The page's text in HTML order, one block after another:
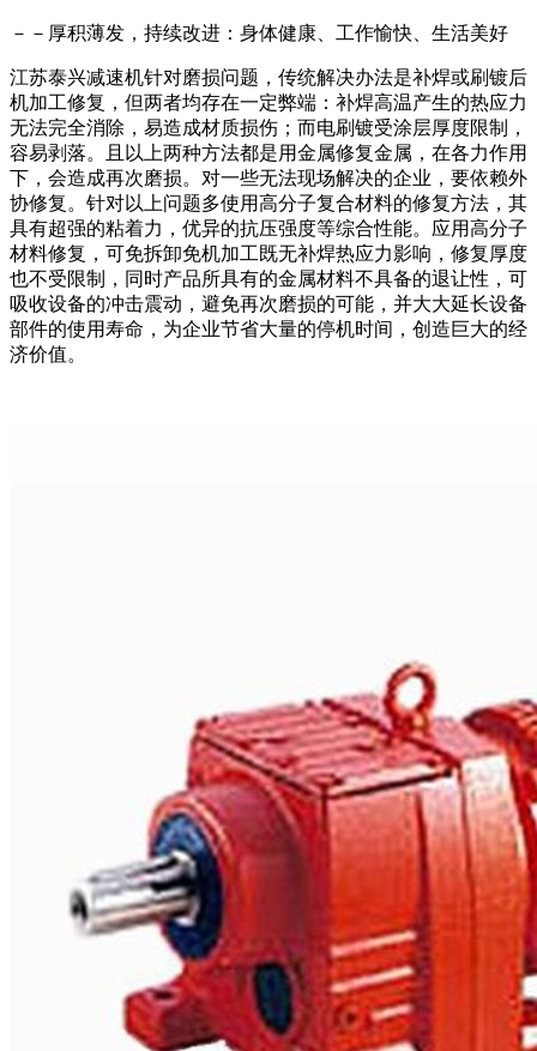
－－厚积薄发，持续改进：身体健康、工作愉快、生活美好
江苏泰兴减速机针对磨损问题，传统解决办法是补焊或刷镀后
机加工修复，但两者均存在一定弊端：补焊高温产生的热应力
无法完全消除，易造成材质损伤；而电刷镀受涂层厚度限制，
容易剥落。且以上两种方法都是用金属修复金属，在各力作用
下，会造成再次磨损。对一些无法现场解决的企业，要依赖外
协修复。针对以上问题多使用高分子复合材料的修复方法，其
具有超强的粘着力，优异的抗压强度等综合性能。应用高分子
材料修复，可免拆卸免机加工既无补焊热应力影响，修复厚度
也不受限制，同时产品所具有的金属材料不具备的退让性，可
吸收设备的冲击震动，避免再次磨损的可能，并大大延长设备
部件的使用寿命，为企业节省大量的停机时间，创造巨大的经
济价值。